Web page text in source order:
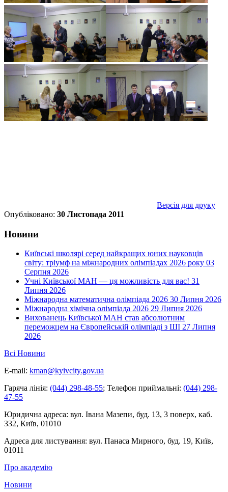
Версія для друку
Опубліковано: 30 Листопада 2011
Новини
Київські школярі серед найкращих юних науковців
світу: тріумф на міжнародних олімпіадах 2026 року 03
Серпня 2026
Учні Київської МАН — ця можливість для вас! 31
Липня 2026
Міжнародна математична олімпіада 2026 30 Липня 2026
Міжнародна хімічна олімпіада 2026 29 Липня 2026
Вихованець Київської МАН став абсолютним
переможцем на Європейській олімпіаді з ШІ 27 Липня
2026
Всі Новини
E-mail: kman@kyivcity.gov.ua
Гаряча лінія: (044) 298-48-55; Телефон приймальні: (044) 298-
47-55
Юридична адреса: вул. Івана Мазепи, буд. 13, 3 поверх, каб.
332, Київ, 01010
Адреса для листування: вул. Панаса Мирного, буд. 19, Київ,
01011
Про академію
Новини